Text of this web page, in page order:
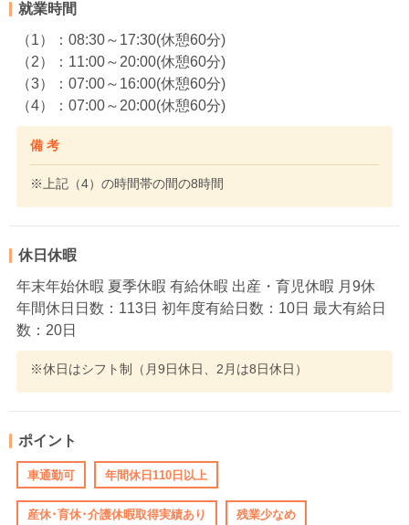
就業時間
（1）：08:30～17:30(休憩60分)
（2）：11:00～20:00(休憩60分)
（3）：07:00～16:00(休憩60分)
（4）：07:00～20:00(休憩60分)
備 考
※上記（4）の時間帯の間の8時間
休日休暇
年末年始休暇 夏季休暇 有給休暇 出産・育児休暇 月9休
年間休日日数：113日 初年度有給日数：10日 最大有給日
数：20日
※休日はシフト制（月9日休日、2月は8日休日）
ポイント
車通勤可 年間休日110日以上
産休･育休･介護休暇取得実績あり 残業少なめ